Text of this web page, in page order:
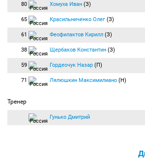
80 Хомуха Иван (З)
65 Красильниченко Олег (З)
61 Феофилактов Кирилл (З)
38 Щербаков Константин (З)
59 Гордеочук Назар (П)
71 Лялюшкин Максимилиано (Н)
Тренер
Гунько Дмитрий